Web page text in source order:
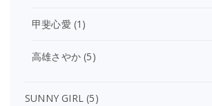
甲斐心愛 (1)
高雄さやか (5)
SUNNY GIRL (5)